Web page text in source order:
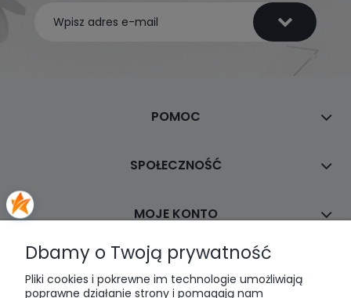
POMOC
SPOŁECZNOŚĆ
MOJE KONTO
PŁATNOŚCI I DOSTAWA
Dbamy o Twoją prywatność
Pliki cookies i pokrewne im technologie umożliwiają
poprawne działanie strony i pomagają nam